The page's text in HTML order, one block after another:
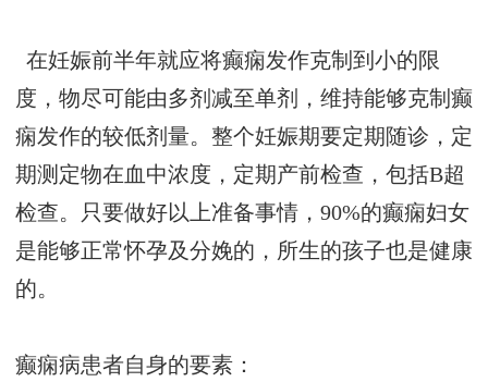
在妊娠前半年就应将癫痫发作克制到小的限
度，物尽可能由多剂减至单剂，维持能够克制癫
痫发作的较低剂量。整个妊娠期要定期随诊，定
期测定物在血中浓度，定期产前检查，包括B超
检查。只要做好以上准备事情，90%的癫痫妇女
是能够正常怀孕及分娩的，所生的孩子也是健康
的。
癫痫病患者自身的要素：